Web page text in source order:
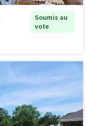
Soumis au
vote